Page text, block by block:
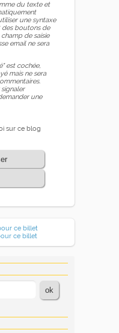
du texte et
une syntaxe
des boutons de
de saisie
email ne sera
est cochée,
mais ne sera
une
sur ce blog
ce billet
ce billet